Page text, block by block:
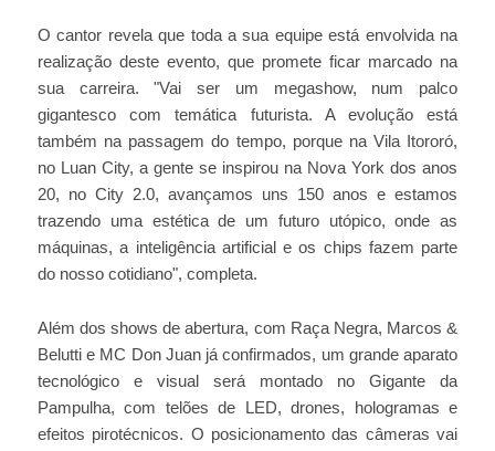
O cantor revela que toda a sua equipe está envolvida na
realização deste evento, que promete ficar marcado na
sua carreira. "Vai ser um megashow, num palco
gigantesco com temática futurista. A evolução está
também na passagem do tempo, porque na Vila Itororó,
no Luan City, a gente se inspirou na Nova York dos anos
20, no City 2.0, avançamos uns 150 anos e estamos
trazendo uma estética de um futuro utópico, onde as
máquinas, a inteligência artificial e os chips fazem parte
do nosso cotidiano", completa.
Além dos shows de abertura, com Raça Negra, Marcos &
Belutti e MC Don Juan já confirmados, um grande aparato
tecnológico e visual será montado no Gigante da
Pampulha, com telões de LED, drones, hologramas e
efeitos pirotécnicos. O posicionamento das câmeras vai